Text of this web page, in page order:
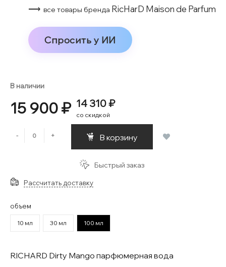
⟶ все товары бренда RicHarD Maison de Parfum
Спросить у ИИ
В наличии
15 900 ₽ 14 310 ₽
со скидкой
- + В корзину
Быстрый заказ
Рассчитать доставку
объем
10 мл 30 мл 100 мл
RICHARD Dirty Mango парфюмерная вода